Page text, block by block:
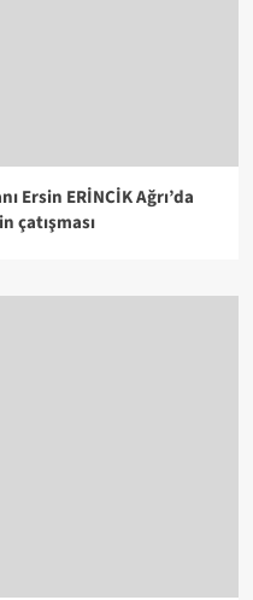
Ersin ERİNCİK Ağrı’da
çatışması